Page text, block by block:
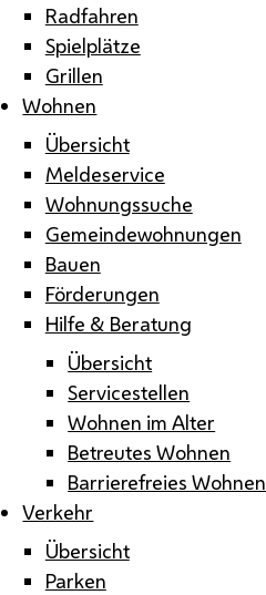
Radfahren
Spielplätze
Grillen
Wohnen
Übersicht
Meldeservice
Wohnungssuche
Gemeindewohnungen
Bauen
Förderungen
Hilfe & Beratung
Übersicht
Servicestellen
Wohnen im Alter
Betreutes Wohnen
Barrierefreies Wohnen
Verkehr
Übersicht
Parken